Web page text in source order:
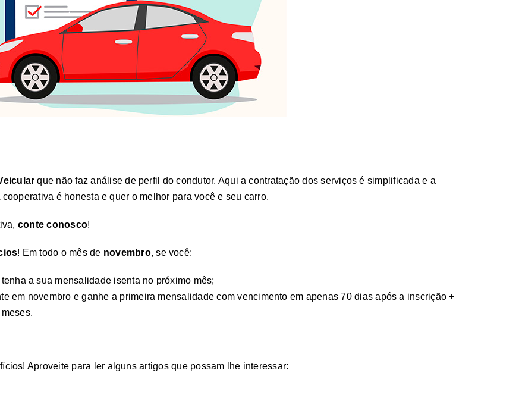
que não faz análise de perfil do condutor. Aqui a contratação dos serviços é simplificada e a
é honesta e quer o melhor para você e seu carro.
conte conosco!
! Em todo o mês de novembro, se você:
a sua mensalidade isenta no próximo mês;
em novembro e ganhe a primeira mensalidade com vencimento em apenas 70 dias após a inscrição +
Aproveite para ler alguns artigos que possam lhe interessar: